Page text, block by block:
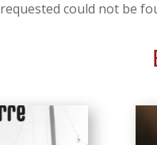
could not be